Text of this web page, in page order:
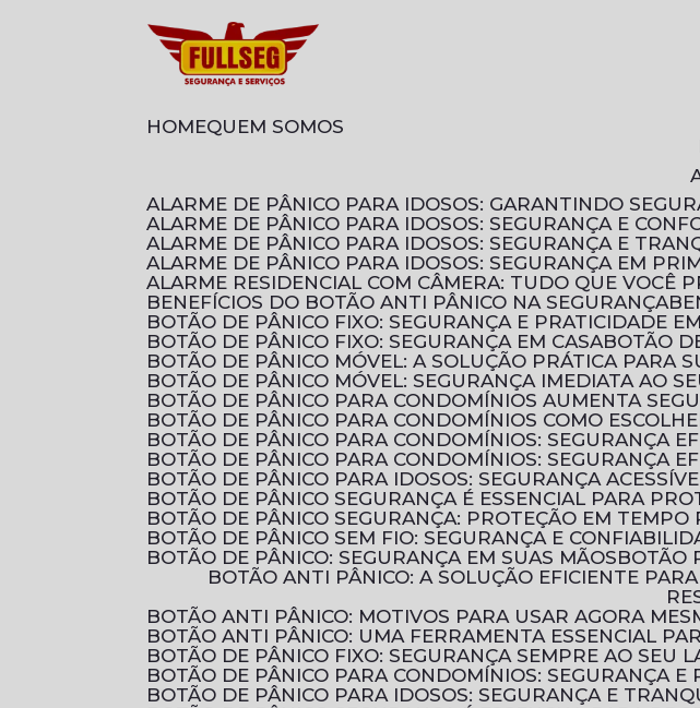
HOME
QUEM SOMOS
ALARME DE PÂNICO PARA IDOSOS: GARANTINDO
ALARME DE PÂNICO PARA IDOSOS: SEGURANÇA E
ALARME DE PÂNICO PARA IDOSOS: SEGURANÇA E
ALARME DE PÂNICO PARA IDOSOS: SEGURANÇA EM
ALARME RESIDENCIAL COM CÂMERA: TUDO QUE VOCÊ
BENEFÍCIOS DO BOTÃO ANTI PÂNICO NA SEGURANÇA
BOTÃO DE PÂNICO FIXO: SEGURANÇA E PRATICIDADE
BOTÃO DE PÂNICO FIXO: SEGURANÇA EM CASA
BOTÃO
BOTÃO DE PÂNICO MÓVEL: A SOLUÇÃO PRÁTICA PARA
BOTÃO DE PÂNICO MÓVEL: SEGURANÇA IMEDIATA AO
BOTÃO DE PÂNICO PARA CONDOMÍNIOS AUMENTA
BOTÃO DE PÂNICO PARA CONDOMÍNIOS COMO
BOTÃO DE PÂNICO PARA CONDOMÍNIOS: SEGURANÇA
BOTÃO DE PÂNICO PARA CONDOMÍNIOS: SEGURANÇA
BOTÃO DE PÂNICO PARA IDOSOS: SEGURANÇA
BOTÃO DE PÂNICO SEGURANÇA É ESSENCIAL PARA
BOTÃO DE PÂNICO SEGURANÇA: PROTEÇÃO EM TEMPO
BOTÃO DE PÂNICO SEM FIO: SEGURANÇA E
BOTÃO DE PÂNICO: SEGURANÇA EM SUAS MÃOS
BOTÃO ANTI PÂNICO: A SOLUÇÃO EFICIENTE PARA AUMENTAR A SEGURANÇA EM AMBIENTES COMERCIAIS E
BOTÃO ANTI PÂNICO: MOTIVOS PARA USAR AGORA
BOTÃO ANTI PÂNICO: UMA FERRAMENTA ESSENCIAL
BOTÃO DE PÂNICO FIXO: SEGURANÇA SEMPRE AO SEU
BOTÃO DE PÂNICO PARA CONDOMÍNIOS: SEGURANÇA
BOTÃO DE PÂNICO PARA IDOSOS: SEGURANÇA E